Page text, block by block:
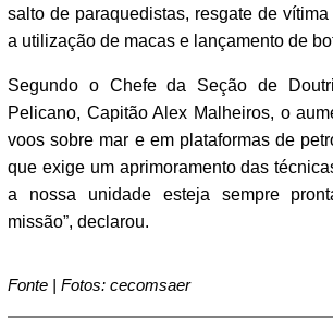
salto de paraquedistas, resgate de
a utilização de macas e lançamento de
Segundo o Chefe da Seção de
Pelicano, Capitão Alex Malheiros, o
voos sobre mar e em plataformas de
que exige um aprimoramento das
a nossa unidade esteja sempre
missão”, declarou.
Fonte | Fotos: cecomsaer